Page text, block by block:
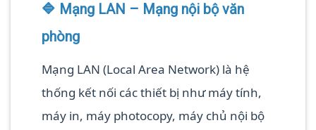
🔷 Mạng LAN – Mạng nội bộ văn
phòng
Mạng LAN (Local Area Network) là hệ
thống kết nối các thiết bị như máy tính,
máy in, máy photocopy, máy chủ nội bộ